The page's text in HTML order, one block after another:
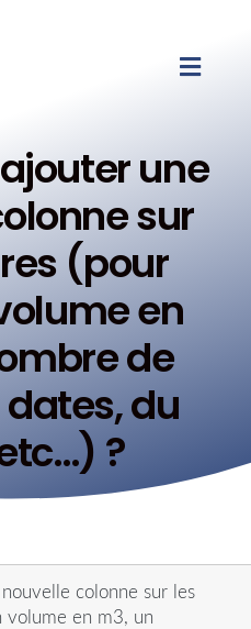
une
sur
(pour
en
de
du
?
colonne sur les
volume en m3, un